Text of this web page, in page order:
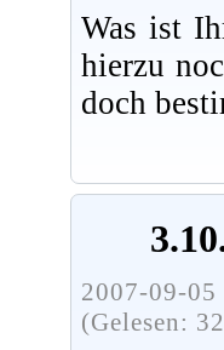
Was ist
hierzu
doch
2007-09-
(Gelesen: